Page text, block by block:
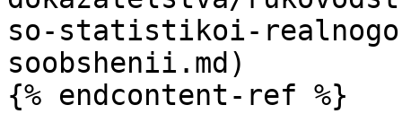
so-statistikoi-
soobshenii.md)